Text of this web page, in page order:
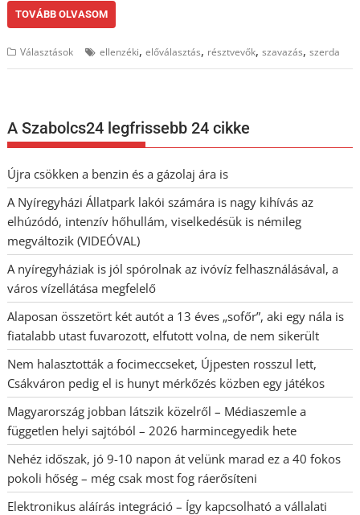
TOVÁBB OLVASOM
Választások ellenzéki,előválasztás, résztvevők,szavazás,szerda
A Szabolcs24 legfrissebb 24 cikke
Újra csökken a benzin és a gázolaj ára is
A Nyíregyházi Állatpark lakói számára is nagy kihívás az
elhúzódó, intenzív hőhullám, viselkedésük is némileg
megváltozik (VIDEÓVAL)
A nyíregyháziak is jól spórolnak az ivóvíz felhasználásával, a
város vízellátása megfelelő
Alaposan összetört két autót a 13 éves „sofőr”, aki egy nála is
fiatalabb utast fuvarozott, elfutott volna, de nem sikerült
Nem halasztották a focimeccseket, Újpesten rosszul lett,
Csákváron pedig el is hunyt mérkőzés közben egy játékos
Magyarország jobban látszik közelről – Médiaszemle a
független helyi sajtóból – 2026 harmincegyedik hete
Nehéz időszak, jó 9-10 napon át velünk marad ez a 40 fokos
pokoli hőség – még csak most fog ráerősíteni
Elektronikus aláírás integráció – Így kapcsolható a vállalati